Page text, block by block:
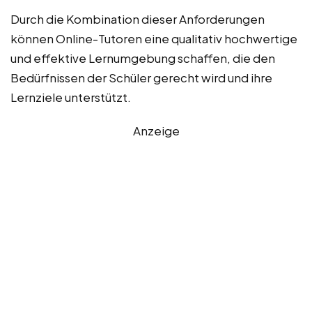
Durch die Kombination dieser Anforderungen
können Online-Tutoren eine qualitativ hochwertige
und effektive Lernumgebung schaffen, die den
Bedürfnissen der Schüler gerecht wird und ihre
Lernziele unterstützt.
Anzeige